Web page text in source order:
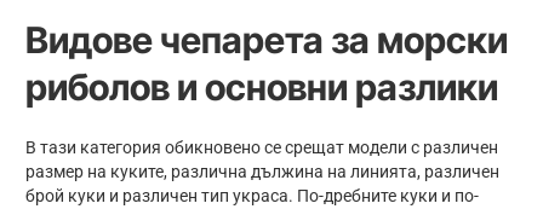
Видове чепарета за морски
риболов и основни разлики
В тази категория обикновено се срещат модели с различен
размер на куките, различна дължина на линията, различен
брой куки и различен тип украса. По-дребните куки и по-